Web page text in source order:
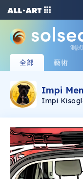
測試
全部 藝術
Impi
Impi
ever...